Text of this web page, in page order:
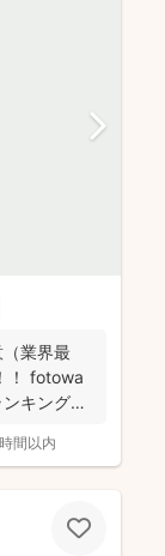
業界最
！ fotowa
キング１
間以内